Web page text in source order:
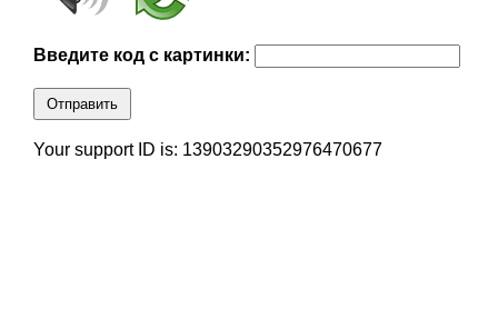
Введите код с картинки:
Отправить
Your support ID is: 13903290352976470677